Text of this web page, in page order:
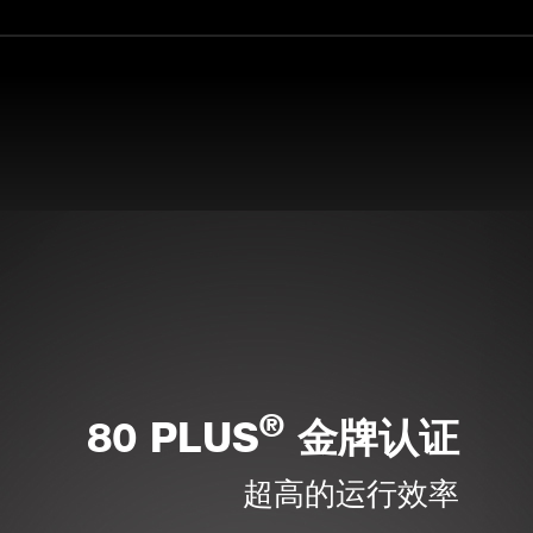
80 PLUS® 金牌认证
超高的运行效率